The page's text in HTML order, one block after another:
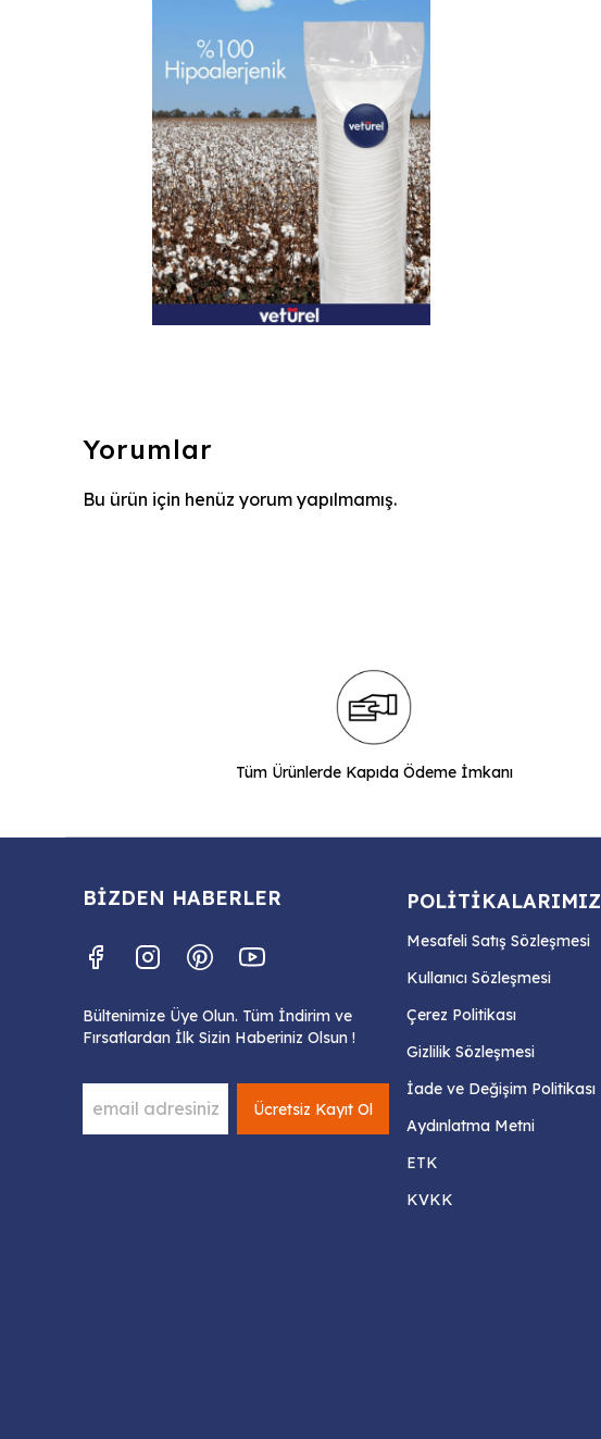
Yorumlar
Bu ürün için henüz yorum yapılmamış.
Tüm Ürünlerde Kapıda Ödeme İmkanı
POLİTİKALARIMIZ
Mesafeli Satış Sözleşmesi
Kullanıcı Sözleşmesi
Çerez Politikası
Gizlilik Sözleşmesi
İade ve Değişim Politikası
Aydınlatma Metni
ETK
KVKK
BİZDEN HABERLER
Bültenimize Üye Olun. Tüm İndirim ve
Fırsatlardan İlk Sizin Haberiniz Olsun !
Ücretsiz Kayıt Ol